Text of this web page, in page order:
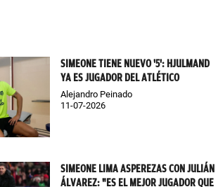
SIMEONE TIENE NUEVO '5': HJULMAND
YA ES JUGADOR DEL ATLÉTICO
Alejandro Peinado
11-07-2026
SIMEONE LIMA ASPEREZAS CON JULIÁN
ÁLVAREZ: "ES EL MEJOR JUGADOR QUE